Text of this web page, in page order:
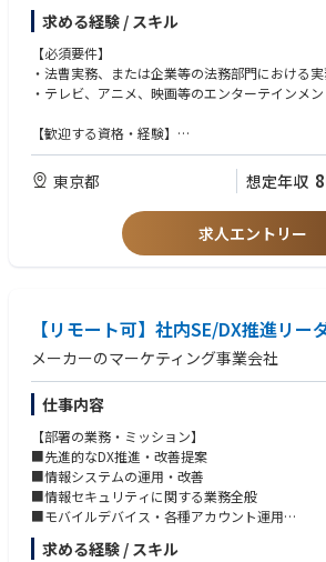
・危機管理・リスクマネジメント
会社の危機となりうる事案発生時はもちろん、
るリスクを的確に把握し、社内外に向けた各種対
応じ調査を実施する場合もあります。
・契約書の作成および審査
む）を作成またはレビューします。新規事業では
キーム構築の段階から参画し、社内各所と調整
・関係法令の調査および対応（当局対応を含む）
番組制作をはじめ、当社事業に関連するすべて
・コンプライアンス / コーポレート・経営法務
法令や社会規範を遵守するのはもちろん、報道機
任を果たすための体制整備を行います。会社の
る法的サポートも行います。
求める経験 / スキル
【必須要件】
・法曹実務、または企業等の法務部門における実
・テレビ、アニメ、映画等のエンターテインメ
【歓迎する資格・経験】
・法曹資格をお持ちの方
・国内外の訴訟（民事・刑事問わず）/紛争対応
な方
・英文契約作成、その他外国語による実務経験
・AI・テクノロジーなど、最新のビジネス領域に
東京都 想定年収
求人エントリー
【リモート可】社内SE/DX推進リー
メーカーのマーケティング事業会社
仕事内容
【部署の業務・ミッション】
■先進的なDX推進・改善提案
■情報システムの運用・改善
■情報セキュリティに関する業務全般
■モバイルデバイス・各種アカウント運用
■ユーザ支援
求める経験 / スキル